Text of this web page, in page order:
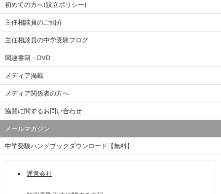
初めての方へ(設立ポリシー)
主任相談員のご紹介
主任相談員の中学受験ブログ
関連書籍・DVD
メディア掲載
メディア関係者の方へ
協賛に関するお問い合わせ
メールマガジン
中学受験ハンドブックダウンロード【無料】
運営会社